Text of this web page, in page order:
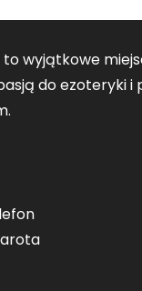
to wyjątkowe
do ezoteryki i